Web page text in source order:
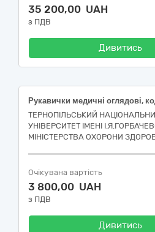
35 200,00 UAH
з ПДВ
Дивитись
ТЕРНОПІЛЬСЬКИЙ
УНІВЕРСИТЕТ ІМЕНІ
МІНІСТЕРСТВА ОХОРОНИ
Очікувана вартість
3 800,00 UAH
з ПДВ
Дивитись